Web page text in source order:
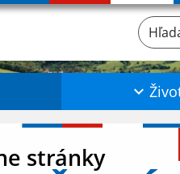
stránky